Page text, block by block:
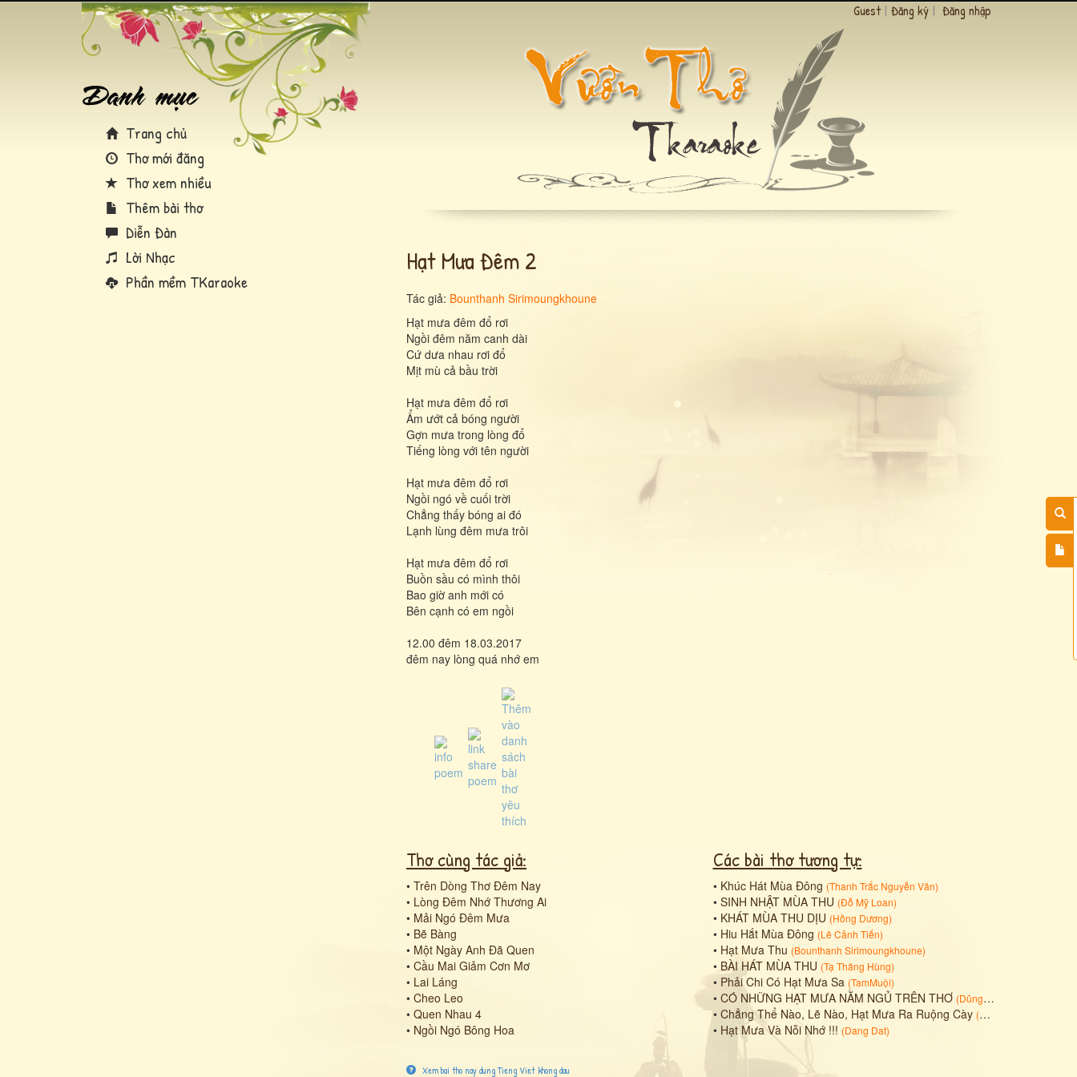
Trang chủ
Thơ mới đăng
Thơ xem nhiều
Thêm bài thơ
Diễn Đàn
Lời Nhạc
Phần mềm TKaraoke
Guest | Đăng ký | Đăng nhập
Hạt Mưa Đêm 2
Tác giả: Bounthanh Sirimoungkhoune
Hạt mưa đêm đổ rơi
Ngồi đêm năm canh dài
Cứ dưa nhau rơi đổ
Mịt mù cả bầu trời
Hạt mưa đêm đổ rơi
Ẩm ướt cả bóng người
Gợn mưa trong lòng đổ
Tiếng lòng với tên người
Hạt mưa đêm đổ rơi
Ngồi ngó về cuối trời
Chẳng thấy bóng ai đó
Lạnh lùng đêm mưa trôi
Hạt mưa đêm đổ rơi
Buồn sầu có mình thôi
Bao giờ anh mới có
Bên cạnh có em ngồi
12.00 đêm 18.03.2017
đêm nay lòng quá nhớ em
Thơ cùng tác giả:
• Trên Dòng Thơ Đêm Nay
• Lòng Đêm Nhớ Thương Ai
• Mải Ngó Đêm Mưa
• Bẽ Bàng
• Một Ngày Anh Đã Quen
• Cầu Mai Giảm Cơn Mơ
• Lai Láng
• Cheo Leo
• Quen Nhau 4
• Ngồi Ngó Bông Hoa
Các bài thơ tương tự:
• Khúc Hát Mùa Đông (Thanh Trắc Nguyễn Văn)
• SINH NHẬT MÙA THU (Đỗ Mỹ Loan)
• KHÁT MÙA THU DỊU (Hồng Dương)
• Hiu Hắt Mùa Đông (Lê Cảnh Tiến)
• Hạt Mưa Thu (Bounthanh Sirimoungkhoune)
• BÀI HÁT MÙA THU (Tạ Thăng Hùng)
• Phải Chi Có Hạt Mưa Sa (TamMuội)
• CÓ NHỮNG HẠT MƯA NẰM NGỦ TRÊN THƠ (Dũng Lê Ngọc
• Chẳng Thể Nào, Lẽ Nào, Hạt Mưa Ra Ruộng Cày (Bùi Nguyên Phong
• Hạt Mưa Và Nỗi Nhớ !!! (Dang Dat)
Xem bai tho nay dung Tieng Viet khong dau